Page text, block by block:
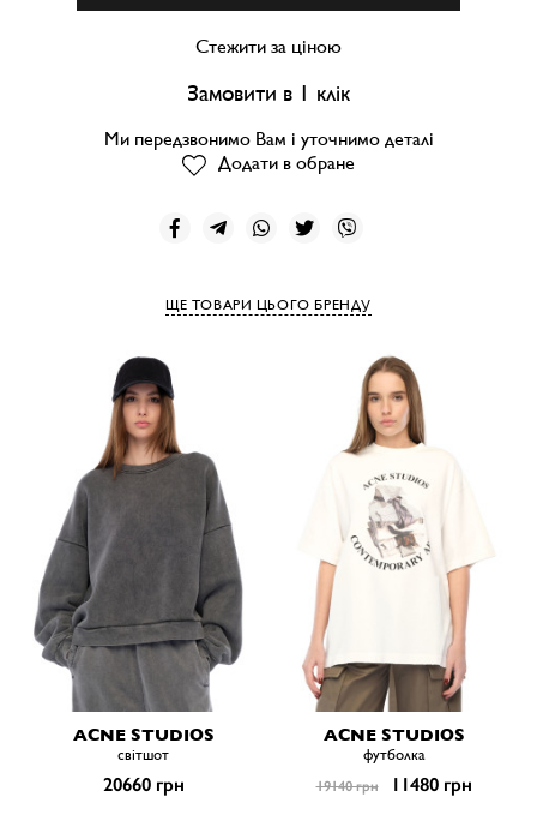
Стежити за ціною
Замовити в 1 клік
Ми передзвонимо Вам і уточнимо деталі
Додати в обране
ЩЕ ТОВАРИ ЦЬОГО БРЕНДУ
ACNE STUDIOS
світшот
20660 грн
ACNE STUDIOS
футболка
19140 грн 11480 грн